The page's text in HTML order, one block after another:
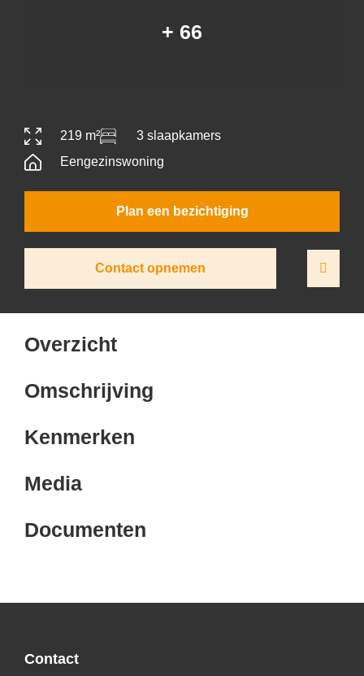
+ 66
219 m²
3 slaapkamers
Eengezinswoning
Plan een bezichtiging
Contact opnemen
Overzicht
Omschrijving
Kenmerken
Media
Documenten
Contact